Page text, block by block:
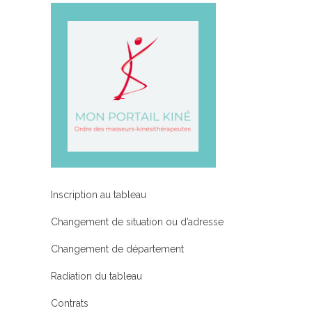
Inscription au tableau
Changement de situation ou d’adresse
Changement de département
Radiation du tableau
Contrats